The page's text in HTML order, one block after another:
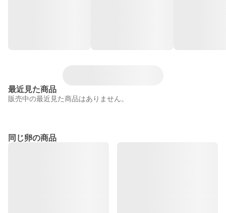
最近見た商品
販売中の最近見た商品はありません。
同じ卵の商品